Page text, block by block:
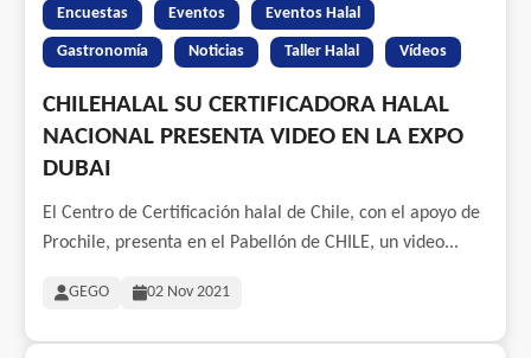
Encuestas Eventos Eventos Halal
Gastronomía Noticias Taller Halal Vídeos
CHILEHALAL SU CERTIFICADORA HALAL
NACIONAL PRESENTA VIDEO EN LA EXPO
DUBAI
El Centro de Certificación halal de Chile, con el apoyo de
Prochile, presenta en el Pabellón de CHILE, un video...
GEGO 02 Nov 2021